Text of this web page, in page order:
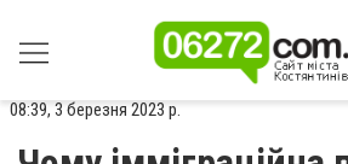
08:39, 3 березня 2023 р.